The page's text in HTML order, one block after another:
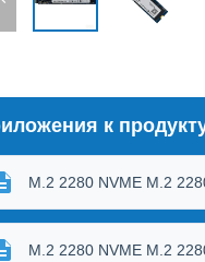
к
M.2 2280 NVME M.2
M.2 2280 NVME M.2